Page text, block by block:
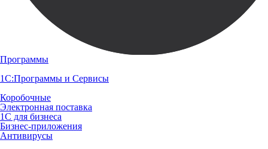
Программы
1С:Программы и Сервисы
Коробочные
Электронная поставка
1С для бизнеса
Бизнес-приложения
Антивирусы